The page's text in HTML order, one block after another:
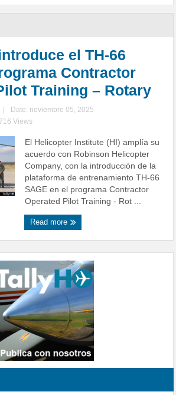
el TH-66
Contractor
Training – Rotary
Date: noviembre 05, 2025
716 Views
El Helicopter Institute (HI) amplía su
acuerdo con Robinson Helicopter
Company, con la introducción de la
plataforma de entrenamiento TH-66
SAGE en el programa Contractor
Operated Pilot Training - Rot ...
Read more